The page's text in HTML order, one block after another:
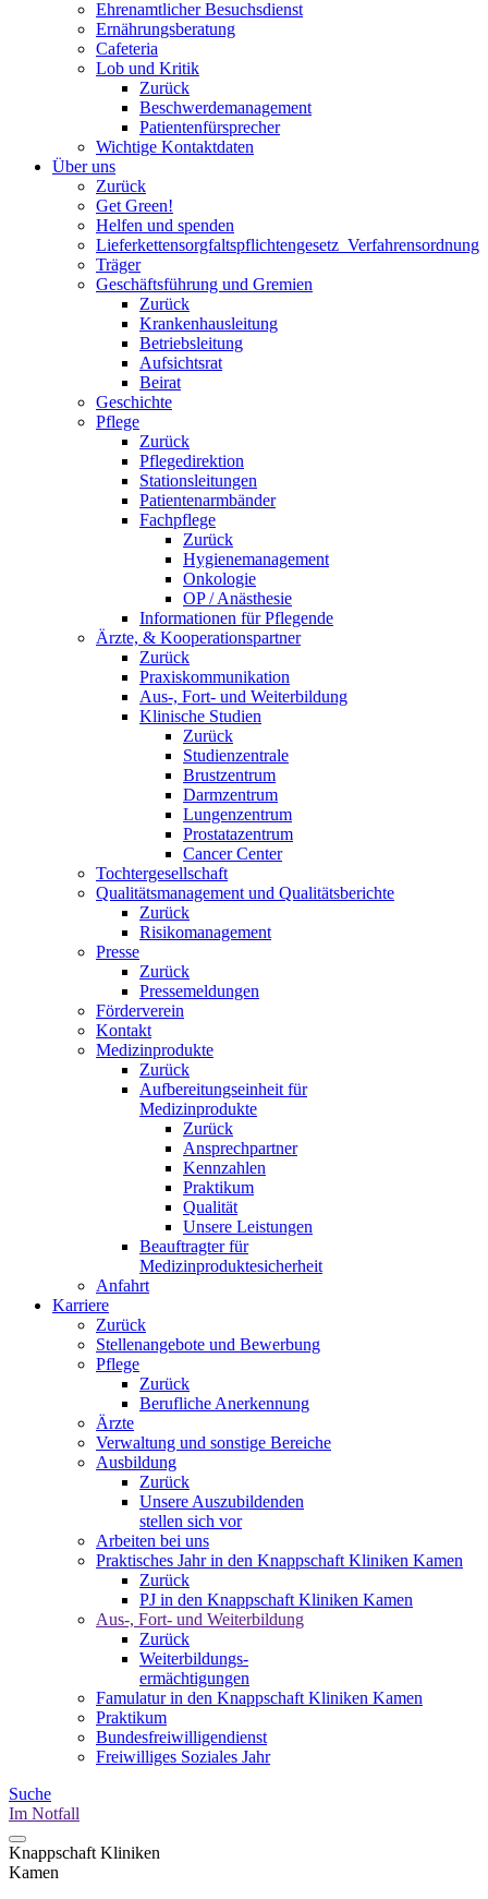
Ehrenamtlicher Besuchsdienst
Ernährungsberatung
Cafeteria
Lob und Kritik
Zurück
Beschwerdemanagement
Patientenfürsprecher
Wichtige Kontaktdaten
Über uns
Zurück
Get Green!
Helfen und spenden
Lieferkettensorgfaltspflichtengesetz_Verfahrensordnung
Träger
Geschäftsführung und Gremien
Zurück
Krankenhausleitung
Betriebsleitung
Aufsichtsrat
Beirat
Geschichte
Pflege
Zurück
Pflegedirektion
Stationsleitungen
Patientenarmbänder
Fachpflege
Zurück
Hygienemanagement
Onkologie
OP / Anästhesie
Informationen für Pflegende
Ärzte, & Kooperationspartner
Zurück
Praxiskommunikation
Aus-, Fort- und Weiterbildung
Klinische Studien
Zurück
Studienzentrale
Brustzentrum
Darmzentrum
Lungenzentrum
Prostatazentrum
Cancer Center
Tochtergesellschaft
Qualitätsmanagement und Qualitätsberichte
Zurück
Risikomanagement
Presse
Zurück
Pressemeldungen
Förderverein
Kontakt
Medizinprodukte
Zurück
Aufbereitungseinheit für
Medizinprodukte
Zurück
Ansprechpartner
Kennzahlen
Praktikum
Qualität
Unsere Leistungen
Beauftragter für
Medizinproduktesicherheit
Anfahrt
Karriere
Zurück
Stellenangebote und Bewerbung
Pflege
Zurück
Berufliche Anerkennung
Ärzte
Verwaltung und sonstige Bereiche
Ausbildung
Zurück
Unsere Auszubildenden
stellen sich vor
Arbeiten bei uns
Praktisches Jahr in den Knappschaft Kliniken Kamen
Zurück
PJ in den Knappschaft Kliniken Kamen
Aus-, Fort- und Weiterbildung
Zurück
Weiterbildungs-
ermächtigungen
Famulatur in den Knappschaft Kliniken Kamen
Praktikum
Bundesfreiwilligendienst
Freiwilliges Soziales Jahr
Suche
Im Notfall
Knappschaft Kliniken
Kamen